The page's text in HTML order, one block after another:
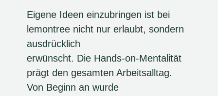
Eigene Ideen einzubringen ist bei
lemontree nicht nur erlaubt, sondern
ausdrücklich
erwünscht. Die Hands-on-Mentalität
prägt den gesamten Arbeitsalltag.
Von Beginn an wurde